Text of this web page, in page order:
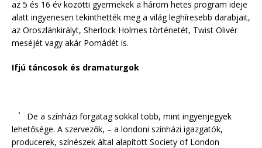
az 5 és 16 év közötti gyermekek a három hetes program ideje
alatt ingyenesen tekinthették meg a világ leghíresebb darabjait,
az Oroszlánkirályt, Sherlock Holmes történetét, Twist Olivér
meséjét vagy akár Pomádét is.
Ifjú táncosok és dramaturgok
De a színházi forgatag sokkal több, mint ingyenjegyek
lehetősége. A szervezők, – a londoni színházi igazgatók,
producerek, színészek által alapított Society of London